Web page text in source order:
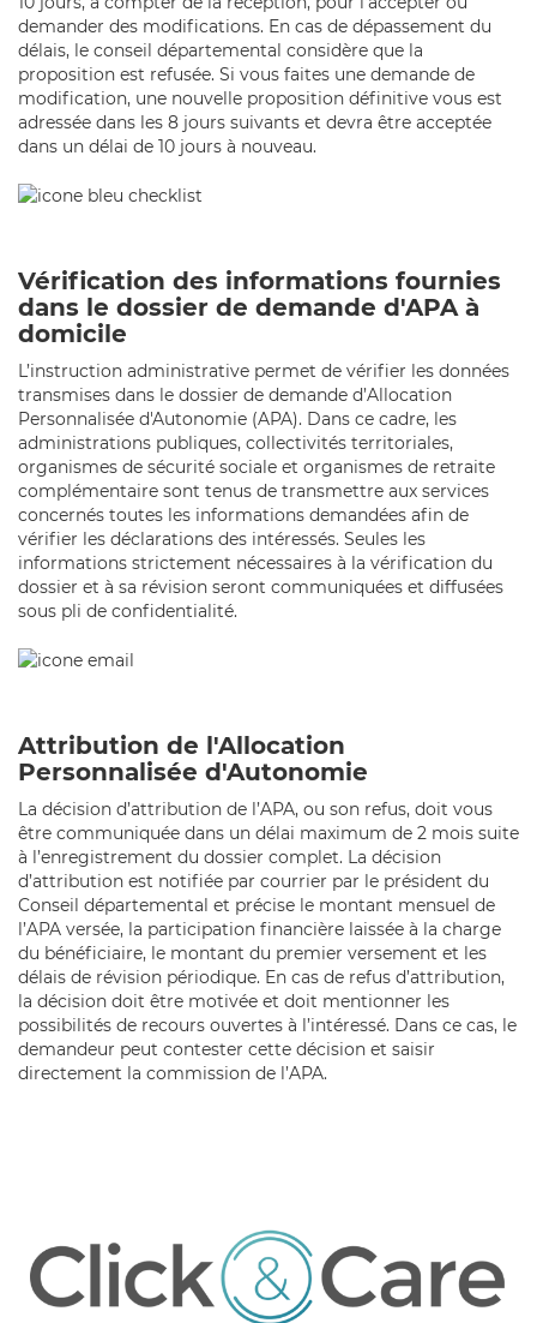
demander des modifications. En cas de dépassement du
délais, le conseil départemental considère que la
proposition est refusée. Si vous faites une demande de
modification, une nouvelle proposition définitive vous est
adressée dans les 8 jours suivants et devra être acceptée
dans un délai de 10 jours à nouveau.
Vérification des informations fournies
dans le dossier de demande d'APA à
domicile
L’instruction administrative permet de vérifier les données
transmises dans le dossier de demande d’Allocation
Personnalisée d'Autonomie (APA). Dans ce cadre, les
administrations publiques, collectivités territoriales,
organismes de sécurité sociale et organismes de retraite
complémentaire sont tenus de transmettre aux services
concernés toutes les informations demandées afin de
vérifier les déclarations des intéressés. Seules les
informations strictement nécessaires à la vérification du
dossier et à sa révision seront communiquées et diffusées
sous pli de confidentialité.
Attribution de l'Allocation
Personnalisée d'Autonomie
La décision d’attribution de l’APA, ou son refus, doit vous
être communiquée dans un délai maximum de 2 mois suite
à l’enregistrement du dossier complet. La décision
d’attribution est notifiée par courrier par le président du
Conseil départemental et précise le montant mensuel de
l’APA versée, la participation financière laissée à la charge
du bénéficiaire, le montant du premier versement et les
délais de révision périodique. En cas de refus d’attribution,
la décision doit être motivée et doit mentionner les
possibilités de recours ouvertes à l’intéressé. Dans ce cas, le
demandeur peut contester cette décision et saisir
directement la commission de l’APA.